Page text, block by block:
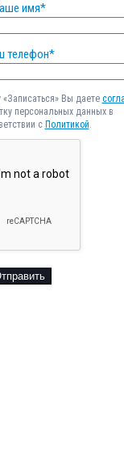
имя*
телефон*
Вы даете
персональных данных в
с Политикой.